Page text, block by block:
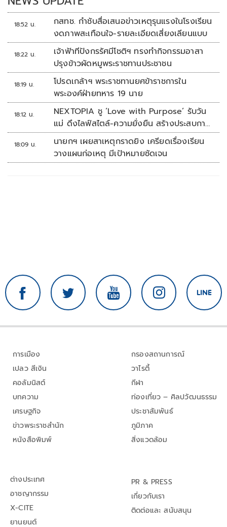
18:52 น.
กสทช. กำชับสื่อเสนอข่าวเหตุรุนแรงในโรงเรียน
งดภาพสะเทือนใจ-รายละเอียดเสี่ยงเลียนแบบ
18:22 น.
เจ้าฟ้าทีปังกรรัศมีโชติฯ ทรงทำกิจกรรมอาสา
ปรุงข้าวผัดหมูพระราชทานประชาชน
18:19 น.
โปรดเกล้าฯ พระราชทานยศข้าราชการใน
พระองค์ฝ่ายทหาร 19 นาย
18:12 น.
NEXTOPIA ชู ‘Love with Purpose’ รับวัน
แม่ ดึงไลฟ์สไตล์-ความยั่งยืน สร้างประสบกา
รณ์ช้อปปิงมีความหมาย
18:09 น.
นายกฯ เผยสาเหตุกราดยิง เครียดเรื่องเรียน
วางแผนก่อเหตุ มีเป้าหมายชัดเจน
การเมือง
เปลว สีเงิน
คอลัมนิสต์
บทความ
เศรษฐกิจ
ข่าวพระราชสำนัก
หนังสือพิมพ์
กรองสถานการณ์
วาไรตี้
กีฬา
ท่องเที่ยว – ศิลปวัฒนธรรม
ประชาสัมพันธ์
ภูมิภาค
สิ่งแวดล้อม
ต่างประเทศ
อาชญากรรม
X-CITE
ยานยนต์
PR & PRESS
เกี่ยวกับเรา
ติดต่อและ สนับสนุน